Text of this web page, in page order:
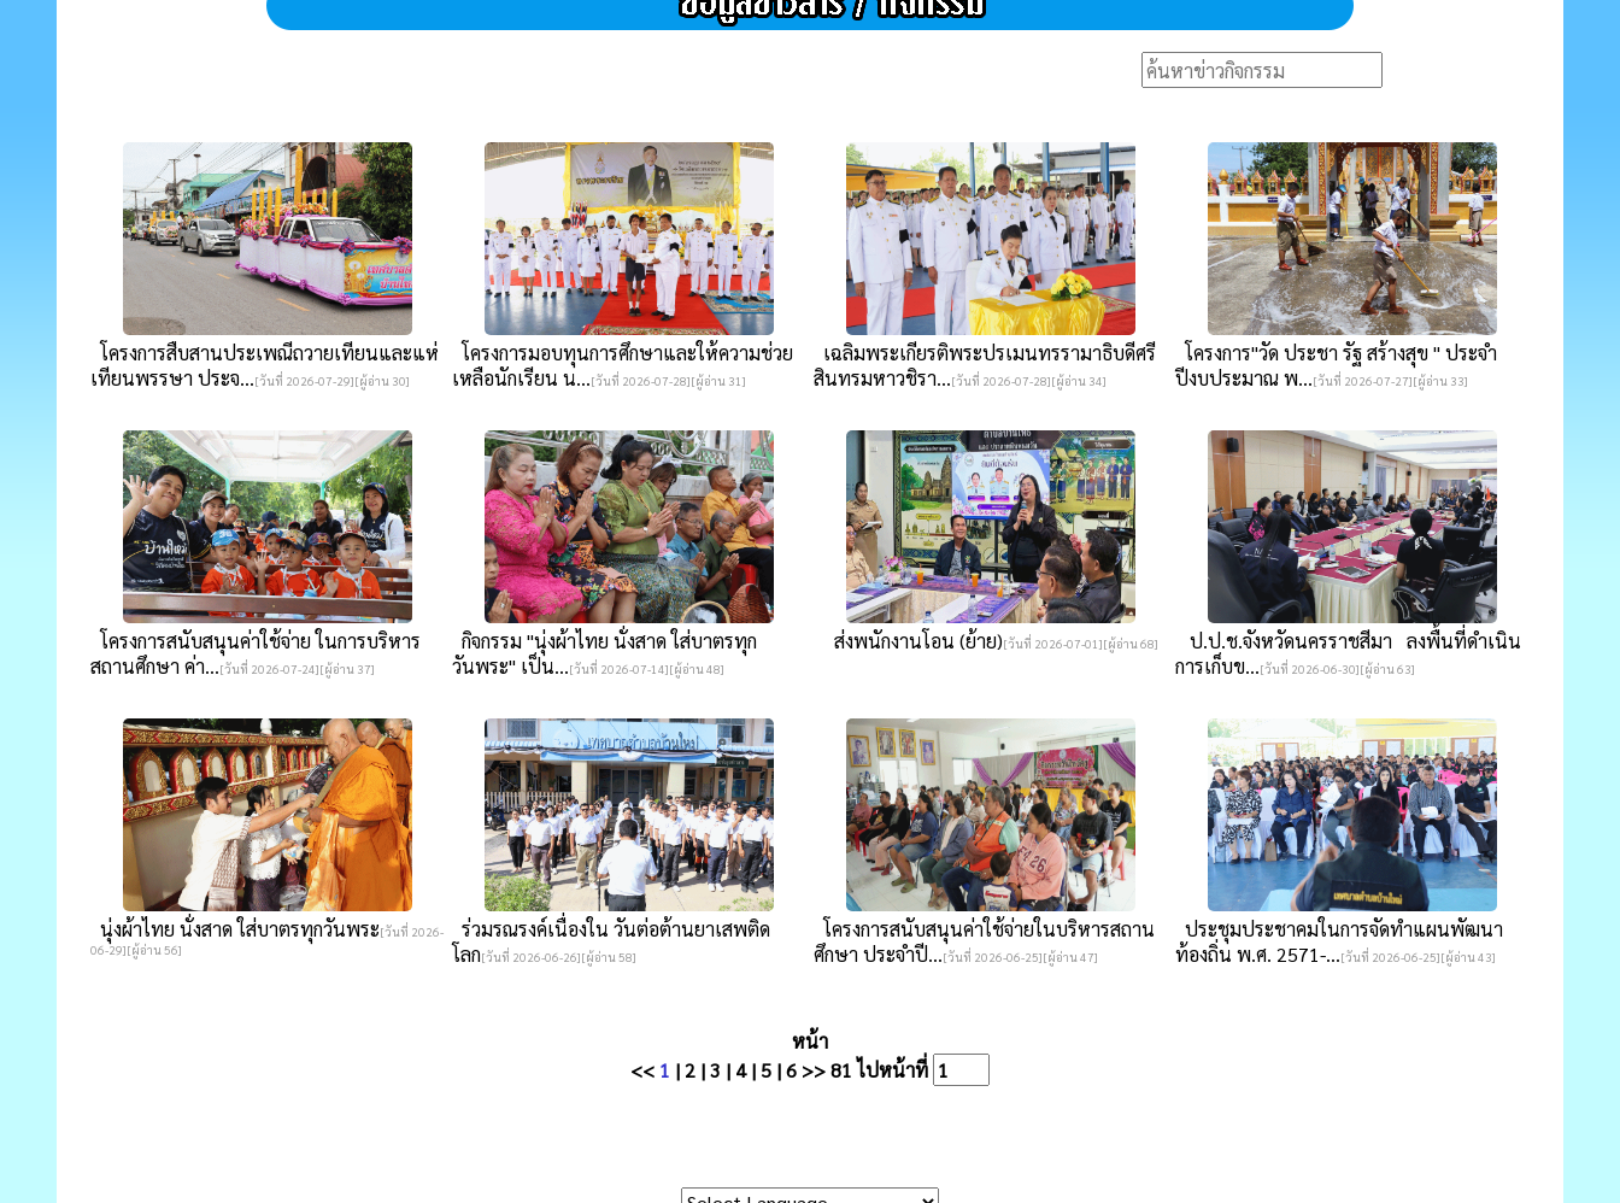
โครงการสืบสานประเพณีถวายเทียนและแห่
เทียนพรรษา ประจ...[วันที่ 2026-07-29][ผู้อ่าน 30]
โครงการมอบทุนการศึกษาและให้ความช่วย
เหลือนักเรียน น...[วันที่ 2026-07-28][ผู้อ่าน 31]
เฉลิมพระเกียรติพระปรเมนทรรามาธิบดีศรี
สินทรมหาวชิรา...[วันที่ 2026-07-28][ผู้อ่าน 34]
โครงการ"วัด ประชา รัฐ สร้างสุข " ประจำ
ปีงบประมาณ พ...[วันที่ 2026-07-27][ผู้อ่าน 33]
โครงการสนับสนุนค่าใช้จ่าย ในการบริหาร
สถานศึกษา ค่า...[วันที่ 2026-07-24][ผู้อ่าน 37]
กิจกรรม "นุ่งผ้าไทย นั่งสาด ใส่บาตรทุก
วันพระ" เป็น...[วันที่ 2026-07-14][ผู้อ่าน 48]
ส่งพนักงานโอน (ย้าย)[วันที่ 2026-07-01][ผู้อ่าน 68]
ป.ป.ช.จังหวัดนครราชสีมา ลงพื้นที่ดำเนิน
การเก็บข...[วันที่ 2026-06-30][ผู้อ่าน 63]
นุ่งผ้าไทย นั่งสาด ใส่บาตรทุกวันพระ[วันที่ 2026-
06-29][ผู้อ่าน 56]
ร่วมรณรงค์เนื่องใน วันต่อต้านยาเสพติด
โลก[วันที่ 2026-06-26][ผู้อ่าน 58]
โครงการสนับสนุนค่าใช้จ่ายในบริหารสถาน
ศึกษา ประจำปี...[วันที่ 2026-06-25][ผู้อ่าน 47]
ประชุมประชาคมในการจัดทำแผนพัฒนา
ท้องถิ่น พ.ศ. 2571-...[วันที่ 2026-06-25][ผู้อ่าน 43]
หน้า
<< 1 |2 |3 | 4| 5 |6 >>81ไปหน้าที่